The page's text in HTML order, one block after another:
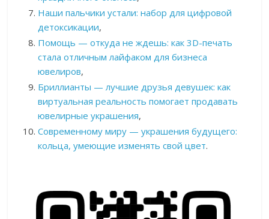
Наши пальчики устали: набор для цифровой
детоксикации,
Помощь — откуда не ждешь: как 3D-печать
стала отличным лайфаком для бизнеса
ювелиров,
Бриллианты — лучшие друзья девушек: как
виртуальная реальность помогает продавать
ювелирные украшения,
Современному миру — украшения будущего:
кольца, умеющие изменять свой цвет.